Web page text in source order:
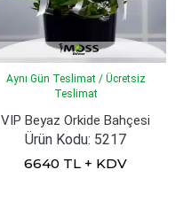
Aynı Gün Teslimat / Ücretsiz
Teslimat
VIP Beyaz Orkide Bahçesi
Ürün Kodu: 5217
6640 TL + KDV